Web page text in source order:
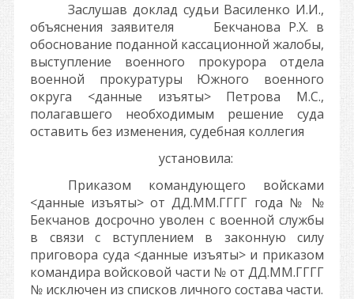
Заслушав доклад судьи Василенко И.И.,
объяснения заявителя Бекчанова Р.Х. в
обоснование поданной кассационной жалобы,
выступление военного прокурора отдела
военной прокуратуры Южного военного
округа <данные изъяты>Петрова М.С.,
полагавшего необходимым решение суда
оставить без изменения, судебная коллегия
установила:
Приказом командующего войсками
<данные изъяты> отДД.ММ.ГГГГ года № №
Бекчанов досрочно уволен с военной службы
в связи с вступлением в законную силу
приговора суда <данные изъяты>и приказом
командира войсковой части № отДД.ММ.ГГГГ
№ исключен из списков личного состава части.